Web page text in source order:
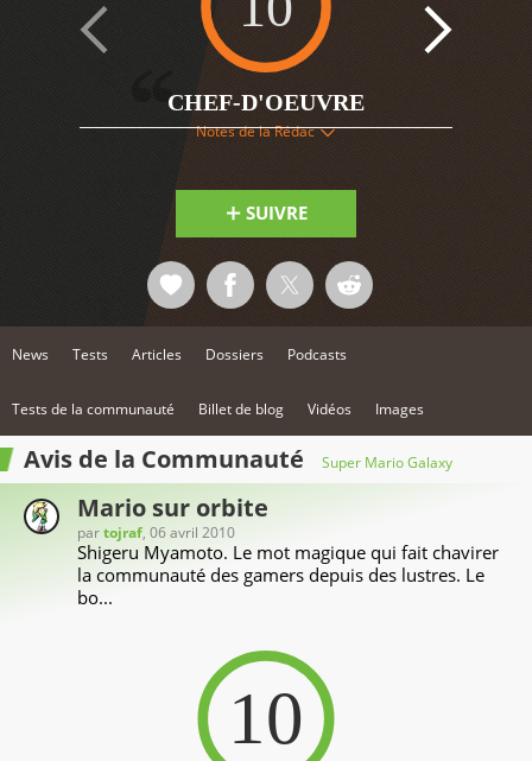
CHEF-D'OEUVRE
Notes de la Rédac
SUIVRE
News Tests Articles Dossiers Podcasts
Tests de la communauté Billet de blog Vidéos Images
Avis de la Communauté Super Mario Galaxy
Mario sur orbite
partojraf, 06 avril 2010
Shigeru Myamoto. Le mot magique qui fait chavirer
la communauté des gamers depuis des lustres. Le
bo...
10